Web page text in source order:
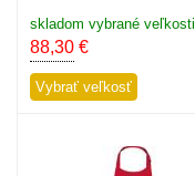
skladom vybrané veľkosti
88,30 €
Vybrať veľkosť